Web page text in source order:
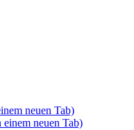
neuen Tab)
neuen Tab)